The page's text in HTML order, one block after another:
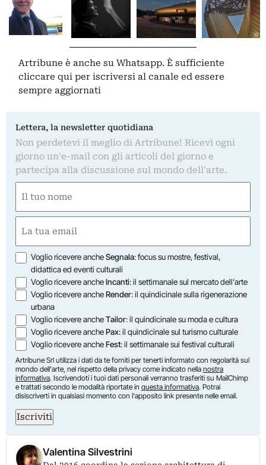
Artribune è anche su Whatsapp. È sufficiente
cliccare qui per iscriversi al canale ed essere
sempre aggiornati
Lettera, la newsletter quotidiana
Non perdetevi il meglio di Artribune! Ricevi ogni
giorno un'e-mail con gli articoli del giorno e
partecipa alla discussione sul mondo dell'arte.
(Obbligatorio)
Nome
(Obbligatorio)
Opzioni
Voglio ricevere ancheSegnala: focus su mostre, festival,
didattica ed eventi culturali
Voglio ricevere ancheIncanti: il settimanale sul mercato dell'arte
Voglio ricevere ancheRender: il quindicinale sulla rigenerazione
urbana
Voglio ricevere ancheTailor: il quindicinale su moda e cultura
Voglio ricevere anchePax: il quindicinale sul turismo culturale
Voglio ricevere ancheFest: il settimanale sui festival culturali
Artribune Srl utilizza i dati da te forniti per tenerti informato con regolarità sul
mondo dell'arte, nel rispetto della privacy come indicato nella nostra
informativa. Iscrivendoti i tuoi dati personali verranno trasferiti su MailChimp
e trattati secondo le modalità riportate in questa informativa. Potrai
disiscriverti in qualsiasi momento con l'apposito link presente nelle email.
Iscriviti
Valentina Silvestrini